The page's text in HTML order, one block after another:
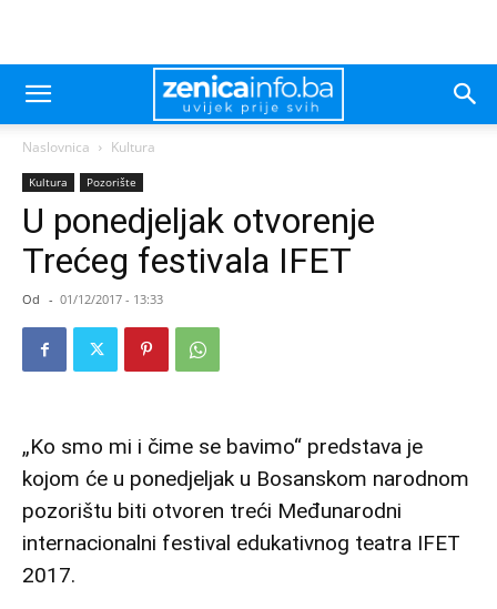
Naslovnica Kultura
Kultura Pozorište
U ponedjeljak otvorenje
Trećeg festivala IFET
Od - 01/12/2017 - 13:33
„Ko smo mi i čime se bavimo“ predstava je
kojom će u ponedjeljak u Bosanskom narodnom
pozorištu biti otvoren treći Međunarodni
internacionalni festival edukativnog teatra IFET
2017.